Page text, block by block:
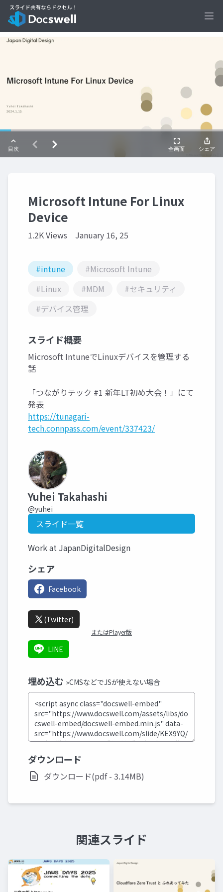
Microsoft Intune For Linux
Device
1.2K Views January 16, 25
#intune
#Microsoft Intune
#Linux
#MDM
#セキュリティ
#デバイス管理
スライド概要
Microsoft IntuneでLinuxデバイスを管理する
話
「つながりテック #1 新年LT初め大会！」にて
発表
https://tunagari-
tech.connpass.com/event/337423/
Yuhei Takahashi
@yuhei
スライド一覧
Work at JapanDigitalDesign
シェア
Facebook
(Twitter)
またはPlayer版
LINE
埋め込む »CMSなどでJSが使えない場合
ダウンロード
ダウンロード(pdf - 3.14MB)
関連スライド